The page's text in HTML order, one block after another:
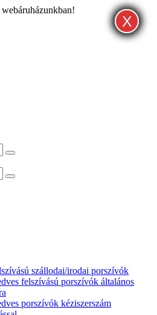
szállodai/irodai porszívók
felszívású porszívók általános
porszívók kéziszerszám
X
X
X